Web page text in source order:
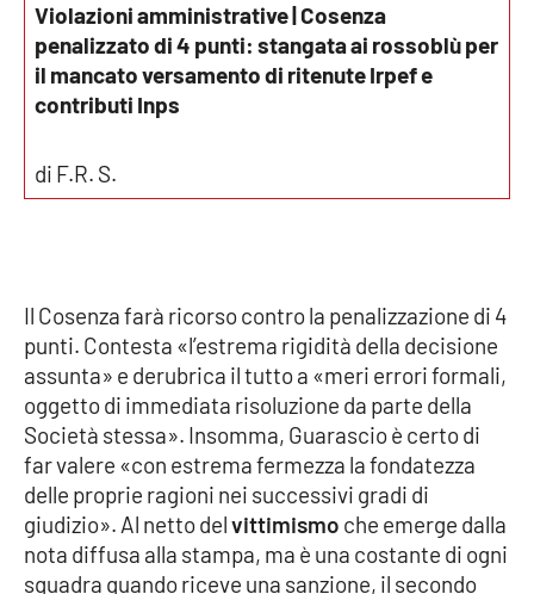
Good Morning Vietnam
Parchi Marini Calabria
Imprese Di Calabria
Venti di comunicazione
STREAMING
LaC TV
LaC Network
Violazioni amministrative | Cosenza
penalizzato di 4 punti: stangata ai rossoblù per
il mancato versamento di ritenute Irpef e
contributi Inps
di F.R. S.
Il Cosenza farà ricorso controla penalizzazione di 4
punti. Contesta «l’estrema rigidità della decisione
assunta» e derubrica il tutto a «meri errori formali,
oggetto di immediata risoluzione da parte della
Società stessa». Insomma, Guarascio è certo di
far valere «con estremafermezza la fondatezza
delle proprie ragioni nei successivi gradi di
giudizio». Al netto delvittimismo che emerge dalla
nota diffusa alla stampa, ma è una costante di ogni
squadra quando riceve una sanzione, il secondo